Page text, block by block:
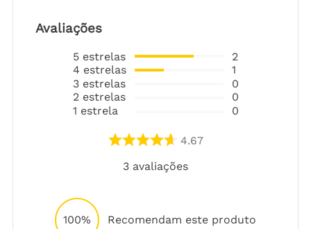
Avaliações
5 estrelas
4 estrelas
3 estrelas
2 estrelas
1 estrela
2
1
0
0
0
4.67
3 avaliações
100% Recomendam este produto